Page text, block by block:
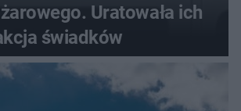
Uratowała ich
świadków